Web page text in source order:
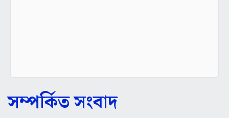
সম্পর্কিত সংবাদ